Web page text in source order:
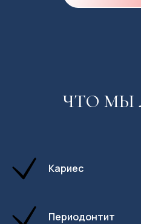
ЧТО МЫ
Кариес
Периодонтит